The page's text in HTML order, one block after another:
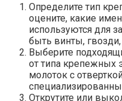
Определите тип
оцените, какие
используются для
быть винты,
Выберите
от типа крепежных
молоток с
Открутите или